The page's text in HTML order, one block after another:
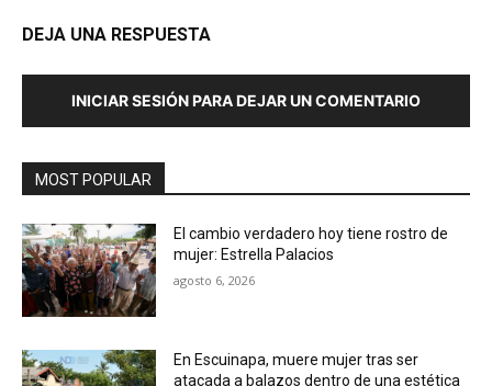
DEJA UNA RESPUESTA
INICIAR SESIÓN PARA DEJAR UN COMENTARIO
MOST POPULAR
El cambio verdadero hoy tiene rostro de
mujer: Estrella Palacios
agosto 6, 2026
En Escuinapa, muere mujer tras ser
atacada a balazos dentro de una estética